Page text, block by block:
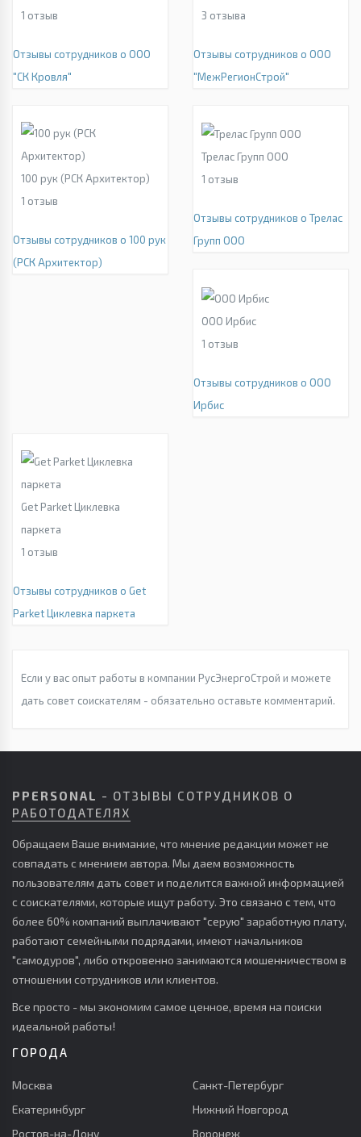
1 отзыв
Отзывы сотрудников о ООО
"СК Кровля"
3 отзыва
Отзывы сотрудников о ООО
"МежРегионСтрой"
100 рук (РСК Архитектор)
1 отзыв
Отзывы сотрудников о 100 рук
(РСК Архитектор)
Трелас Групп ООО
1 отзыв
Отзывы сотрудников о Трелас
Групп ООО
ООО Ирбис
1 отзыв
Отзывы сотрудников о ООО
Ирбис
Get Parket Циклевка
паркета
1 отзыв
Отзывы сотрудников о Get
Parket Циклевка паркета
Если у вас опыт работы в компании РусЭнергоСтрой и можете
дать совет соискателям - обязательно оставьте комментарий.
PPERSONAL - ОТЗЫВЫ СОТРУДНИКОВ О
РАБОТОДАТЕЛЯХ
Обращаем Ваше внимание, что мнение редакции может не
совпадать с мнением автора. Мы даем возможность
пользователям дать совет и поделится важной информацией
с соискателями, которые ищут работу. Это связано с тем, что
более 60% компаний выплачивают "серую" заработную плату,
работают семейными подрядами, имеют начальников
"самодуров", либо откровенно занимаются мошенничеством в
отношении сотрудников или клиентов.
Все просто - мы экономим самое ценное, время на поиски
идеальной работы!
ГОРОДА
Москва
Санкт-Петербург
Екатеринбург
Нижний Новгород
Ростов-на-Дону
Воронеж